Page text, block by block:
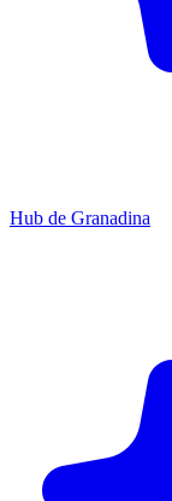
Hub de Granadina